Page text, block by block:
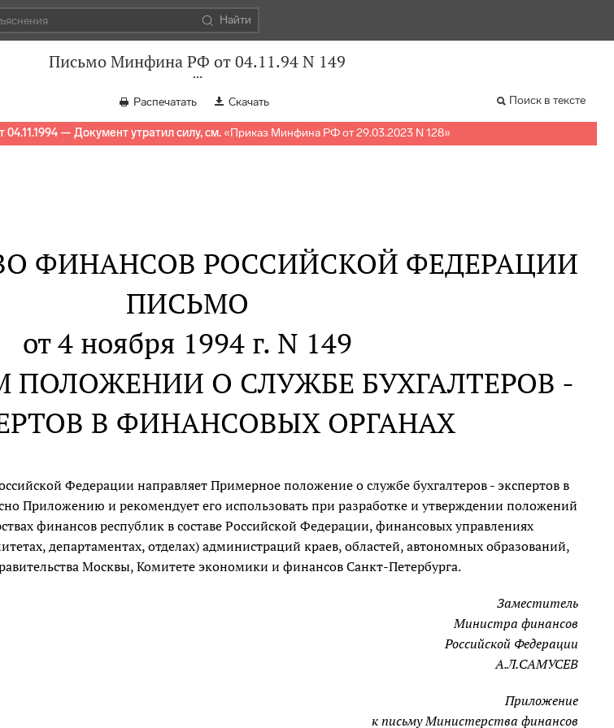
Найти
Письмо Минфина РФ от 04.11.94 N 149
Распечатать Скачать Поиск в тексте
04.11.1994 — Документ утратил силу, см. «Приказ Минфина РФ от 29.03.2023 N 128»
ФИНАНСОВ РОССИЙСКОЙ ФЕДЕРАЦИИ
ПИСЬМО
от 4 ноября 1994 г. N 149
О СЛУЖБЕ БУХГАЛТЕРОВ -
В ФИНАНСОВЫХ ОРГАНАХ
Федерации направляет Примерное положение о службе бухгалтеров - экспертов в
Приложению и рекомендует его использовать при разработке и утверждении положений
финансов республик в составе Российской Федерации, финансовых управлениях
департаментах, отделах) администраций краев, областей, автономных образований,
Москвы, Комитете экономики и финансов Санкт-Петербурга.
Заместитель
Министра финансов
Российской Федерации
А.Л.САМУСЕВ
Приложение
к письму Министерства финансов